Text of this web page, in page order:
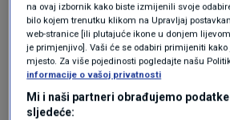
Samo vi i dalje N1 čitajte preko
Brave,Firefoxu uz Yplaćeni
Google zabranjuje....čim čim
pokazivati...ma kakav google...
na ovaj izbornik kako biste izmijenili svoje
bilo kojem trenutku klikom na Upravljaj
web-stranice [ili plutajuće ikone u donjem
je primjenjivo]. Vaši će se odabiri primijeniti kako
mjesto. Za više pojedinosti pogledajte našu
informacije o vašoj privatnosti
Mi i naši partneri obrađujemo
sljedeće: